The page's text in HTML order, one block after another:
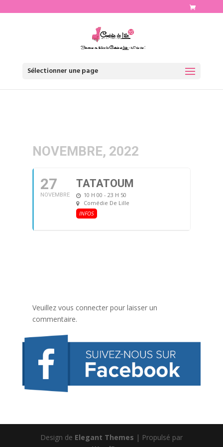
Sélectionner une page
NOVEMBRE, 2022
27
NOVEMBRE
TATATOUM
10 H 00 - 23 H 50
Comédie De Lille
INFOS
Veuillez vous connecter pour laisser un
commentaire.
Design de Elegant Themes | Propulsé par